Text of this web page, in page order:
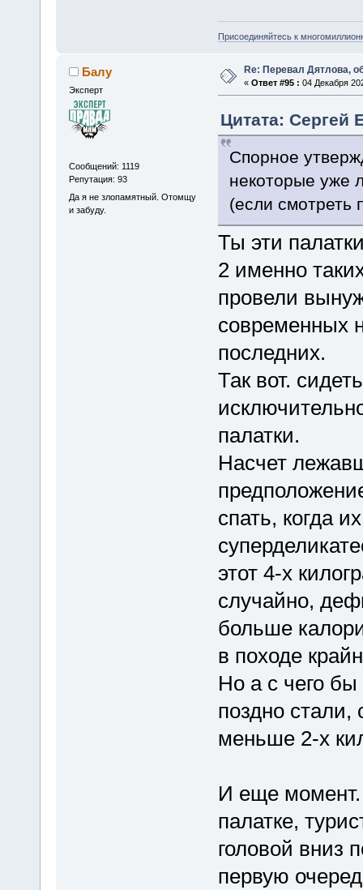
Присоединяйтесь к
Балу
Эксперт
Сообщений: 1119
Репутация: 93
Да я не злопамятный. Отомщу
и забуду.
Re: Перевал Дятлова,
« Ответ #95 : 04 Декабря
Цитата: Сергей
Спорное
некоторые уже
(если смотреть
Ты эти
2 именно
провели
современных
последних.
Так вот.
палатки.
Насчет
спать, когда
этот 4-х
случайно,
больше
в походе
Но а с чего
поздно стали,
меньше 2-х
И еще
палатке,
головой вниз
первую